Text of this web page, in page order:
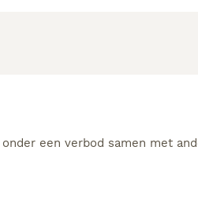
een verbod samen met